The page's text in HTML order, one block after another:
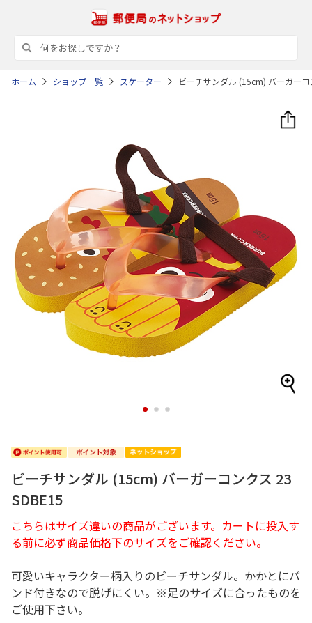
ホーム ショップ一覧 スケーター ビーチサンダル (15cm) バーガー
1 2 3
ビーチサンダル (15cm) バーガーコンクス 23
SDBE15
こちらはサイズ違いの商品がございます。カートに投入す
る前に必ず商品価格下のサイズをご確認ください。
可愛いキャラクター柄入りのビーチサンダル。かかとにバ
ンド付きなので脱げにくい。※足のサイズに合ったものを
ご使用下さい。